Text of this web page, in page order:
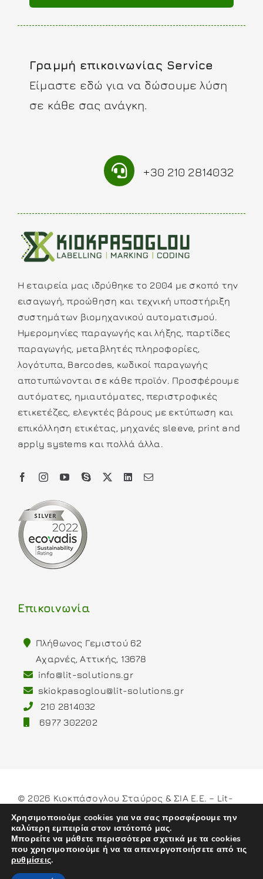
Γραμμή επικοινωνίας Service
Είμαστε εδώ για να δώσουμε λύση
σε κάθε σας ανάγκη.
+30 210 2814032
Η εταιρεία μας ιδρύθηκε το 2004 με σκοπό την
εισαγωγή, προώθηση και τεχνική υποστήριξη
συστημάτων βιομηχανικού αυτοματισμού.
Ημερομηνίες παραγωγής και λήξης, παρτίδες
παραγωγής, μεταβλητές πληροφορίες,
λογότυπα, Barcodes, κωδικοί παραγωγής
αποτυπώνονται σε κάθε προϊόν. Προσφέρουμε
αυτόματες, ημιαυτόματες, περιστροφικές
ετικετέζες, ελεγκτές βάρους με εκτύπωση και
επικόλληση ετικέτας, μηχανές sleeve, print and
apply systems και πολλά άλλα.
Επικοινωνία
Πλήθωνος Γεμιστού 62
Αχαρνές, Αττικής, 13678
info@lit-solutions.gr
skiokpasoglou@lit-solutions.gr
210 2814032
6977 302202
© 2026 Κιοκπάσογλου Σταύρος & ΣΙΑ Ε.Ε. – Lit-
Solutions
Χρησιμοποιούμε cookies για να σας προσφέρουμε την
καλύτερη εμπειρία στον ιστότοπό μας.
Μπορείτε να μάθετε περισσότερα σχετικά με τα cookies
που χρησιμοποιούμε ή να τα απενεργοποιήσετε από τις
ρυθμίσεις.